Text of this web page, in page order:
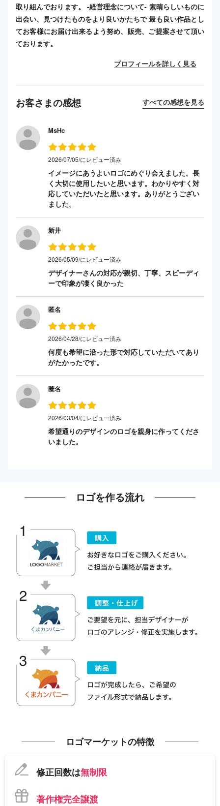
取り組んでおります。 -経営理念について- 素晴らしいものに
出会い、見つけたものをより良いかたちで 最も良い作品とし
てお客様にお届け出来るよう努め、販売、ご提案させて頂い
ております。
プロフィールを詳しく見る
お客さまの感想 すべての感想を見る
MsHc
2026/07/05/にレビュー済み
イメージにあうよいロゴにめぐり会えました。長
く大切に使用したいと思います。わかりやすく対
応していただいたと思います。ありがとうござい
ました。
新井
2026/05/09/にレビュー済み
デザイナーさんの対応が親切、丁寧、スピーディ
ーで印象が凄く良かった
匿名
2026/04/28/にレビュー済み
何度も希望に沿った形で対応していただいてあり
がたかったです。
匿名
2026/03/04/にレビュー済み
希望通りのデザインのロゴを親身に作ってくださ
いました。
ロゴを作る流れ
ロゴマーケットの特徴
修正回数は無制限
著作権完全譲渡